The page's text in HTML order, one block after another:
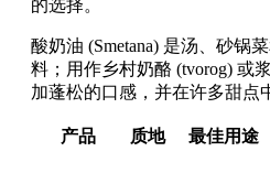
的选择。
酸奶油 (Smetana) 是汤、砂锅
料；用作乡村奶酪 (tvorog) 或
加蓬松的口感，并在许多甜点
产品 质地 最佳用途